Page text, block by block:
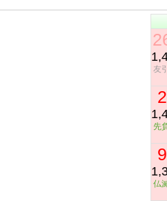
友引
2
先
9
仏